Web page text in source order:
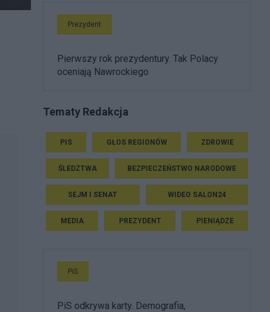
Prezydent
Pierwszy rok prezydentury. Tak Polacy
oceniają Nawrockiego
Tematy Redakcja
PIS GŁOS REGIONÓW ZDROWIE
ŚLEDZTWA BEZPIECZEŃSTWO NARODOWE
SEJM I SENAT WIDEO SALON24
MEDIA PREZYDENT PIENIĄDZE
PiS
PiS odkrywa karty. Demografia,